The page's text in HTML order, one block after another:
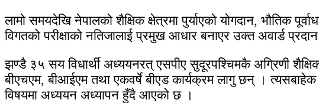
लामो समयदेखि नेपालको शैक्षिक क्षेत्रमा पुर्याएको योगदान, भौतिक
विगतको परीक्षाको नतिजालाई प्रमुख आधार बनाएर उक्त अवार्ड
झण्डै ३५ सय विधार्थी अध्ययनरत् एसपीए सुदूरपश्चिमकै अग्रिणी
बीएचएम, बीआईएम तथा एकवर्षे बीएड कार्यक्रम लागु छन् । त्यसबाहेक
विषयमा अध्ययन अध्यापन हुँदै आएको छ ।